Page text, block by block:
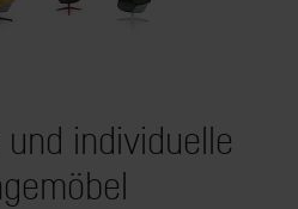
individuelle